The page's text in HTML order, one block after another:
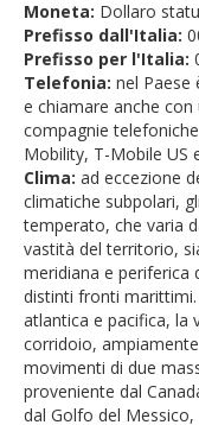
Moneta: Dollaro
Prefisso dall'Italia:
Prefisso per l'Italia:
Telefonia: nel Paese
e chiamare anche con
compagnie
Mobility, T-Mobile US
Clima: ad eccezione
climatiche subpolari,
temperato, che varia
vastità del territorio,
meridiana e periferica
distinti fronti
atlantica e pacifica, la
corridoio,
movimenti di due
proveniente dal
dal Golfo del